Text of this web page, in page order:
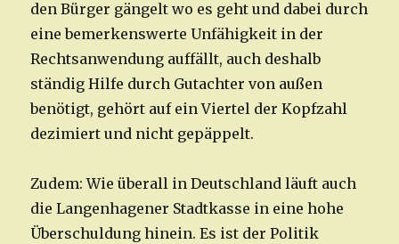
den Bürger gängelt wo es geht und dabei durch
eine bemerkenswerte Unfähigkeit in der
Rechtsanwendung auffällt, auch deshalb
ständig Hilfe durch Gutachter von außen
benötigt, gehört auf ein Viertel der Kopfzahl
dezimiert und nicht gepäppelt.
Zudem: Wie überall in Deutschland läuft auch
die Langenhagener Stadtkasse in eine hohe
Überschuldung hinein. Es ist der Politik